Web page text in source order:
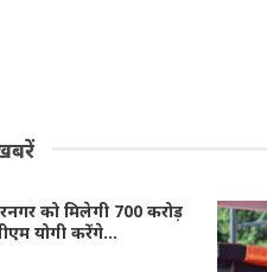
को मिलेगी 700 करोड़
योगी करेंगे…